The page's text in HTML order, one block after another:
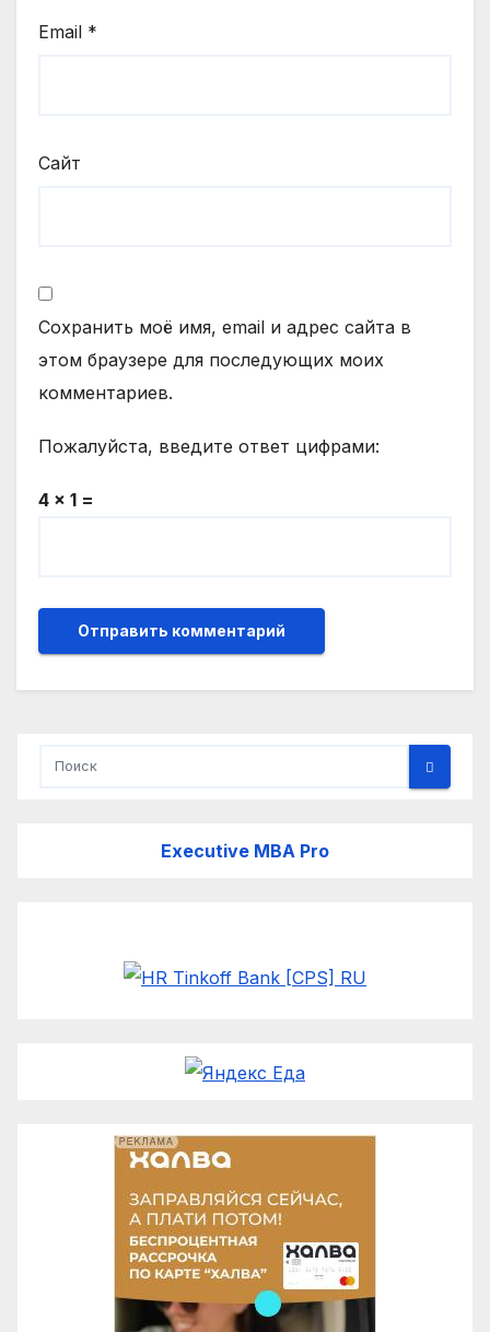
Email *
Сайт
Сохранить моё имя, email и адрес сайта в
этом браузере для последующих моих
комментариев.
Пожалуйста, введите ответ цифрами:
4 × 1 =
Executive MBA Pro